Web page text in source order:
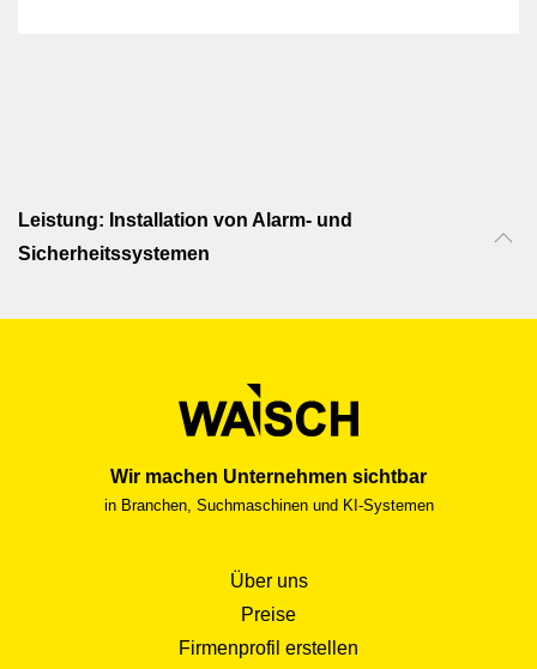
Leistung: Installation von Alarm- und
Sicherheitssystemen
Wir machen Unternehmen sichtbar
in Branchen, Suchmaschinen und KI-Systemen
Über uns
Preise
Firmenprofil erstellen